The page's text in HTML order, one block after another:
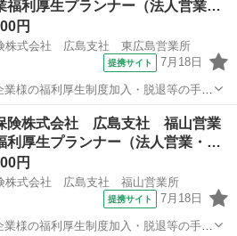
・...
福利厚生プランナー（法人営業…
円
株式会社 広島支社 東広島営業所
提携サイト 7月18日
様の福利厚生制度加入・脱退等の手続
問ではなく、会員である法人企業様へ
ランのご案内などがメイン。個人宅訪
一切あ...
業
険株式会社 広島支社 福山営業
利厚生プランナー（法人営業・…
円
株式会社 広島支社 福山営業所
提携サイト 7月18日
様の福利厚生制度加入・脱退等の手続